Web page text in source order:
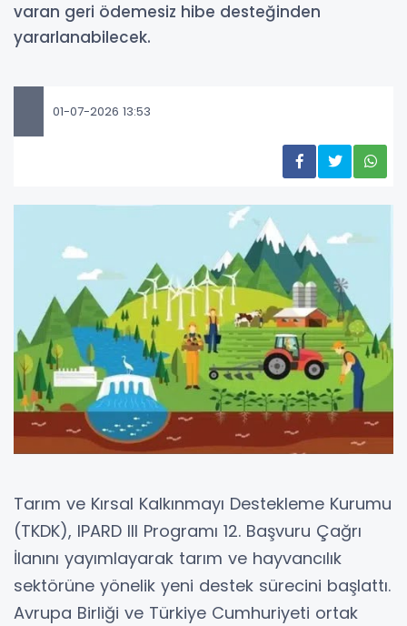
varan geri ödemesiz hibe desteğinden
yararlanabilecek.
01-07-2026 13:53
Tarım ve Kırsal Kalkınmayı Destekleme Kurumu
(TKDK), IPARD III Programı 12. Başvuru Çağrı
İlanını yayımlayarak tarım ve hayvancılık
sektörüne yönelik yeni destek sürecini başlattı.
Avrupa Birliği ve Türkiye Cumhuriyeti ortak